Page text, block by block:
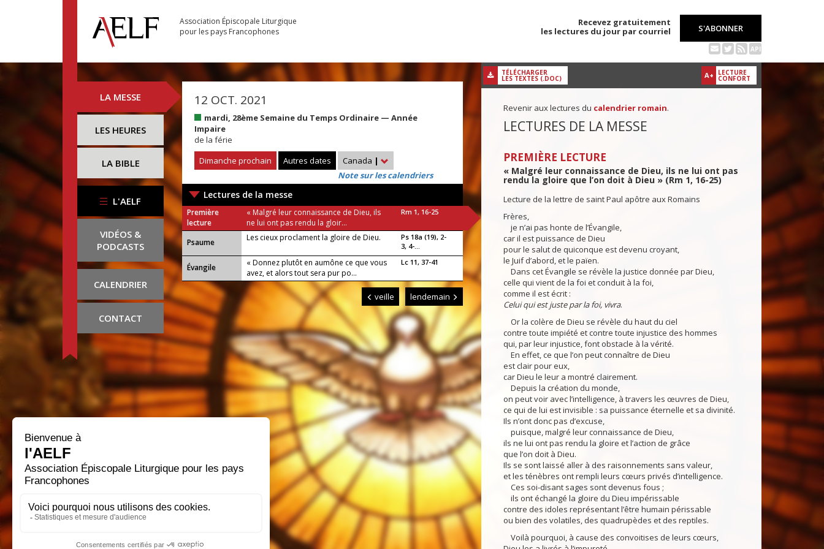
Association Épiscopale Liturgique
pour les pays Francophones
Recevez gratuitement
les lectures du jour par courriel
S'ABONNER
API
LA MESSE
LES HEURES
LA BIBLE
L'AELF
VIDÉOS &
PODCASTS
CALENDRIER
CONTACT
12 OCT. 2021
mardi, 28ème Semaine du Temps Ordinaire — Année
Impaire
de la férie
Dimanche prochain
Autres dates Canada |
Note sur les calendriers
Lectures de la messe
Première
lecture
« Malgré leur connaissance de Dieu, ils
ne lui ont pas rendu la gloir...
Rm 1, 16-25
Psaume Les cieux proclament la gloire de Dieu.
Ps 18a (19), 2-
3, 4-...
Évangile
« Donnez plutôt en aumône ce que vous
avez, et alors tout sera pur po...
Lc 11, 37-41
veille lendemain
A+ LECTURE
CONFORT
TÉLÉCHARGER
LES TEXTES (.DOC)
Revenir aux lectures du calendrier romain.
LECTURES DE LA MESSE
PREMIÈRE LECTURE
« Malgré leur connaissance de Dieu, ils ne lui ont pas
rendu la gloire que l’on doit à Dieu » (Rm 1, 16-25)
Lecture de la lettre de saint Paul apôtre aux Romains
Frères,
je n’ai pas honte de l’Évangile,
car il est puissance de Dieu
pour le salut de quiconque est devenu croyant,
le Juif d’abord, et le païen.
Dans cet Évangile se révèle la justice donnée par Dieu,
celle qui vient de la foi et conduit à la foi,
comme il est écrit :
Celui qui est juste par la foi, vivra.
Or la colère de Dieu se révèle du haut du ciel
contre toute impiété et contre toute injustice des hommes
qui, par leur injustice, font obstacle à la vérité.
En effet, ce que l’on peut connaître de Dieu
est clair pour eux,
car Dieu le leur a montré clairement.
Depuis la création du monde,
on peut voir avec l’intelligence, à travers les œuvres de Dieu,
ce qui de lui est invisible : sa puissance éternelle et sa divinité.
Ils n’ont donc pas d’excuse,
puisque, malgré leur connaissance de Dieu,
ils ne lui ont pas rendu la gloire et l’action de grâce
que l’on doit à Dieu.
Ils se sont laissé aller à des raisonnements sans valeur,
et les ténèbres ont rempli leurs cœurs privés d’intelligence.
Ces soi-disant sages sont devenus fous ;
ils ont échangé la gloire du Dieu impérissable
contre des idoles représentant l’être humain périssable
ou bien des volatiles, des quadrupèdes et des reptiles.
Voilà pourquoi, à cause des convoitises de leurs cœurs,